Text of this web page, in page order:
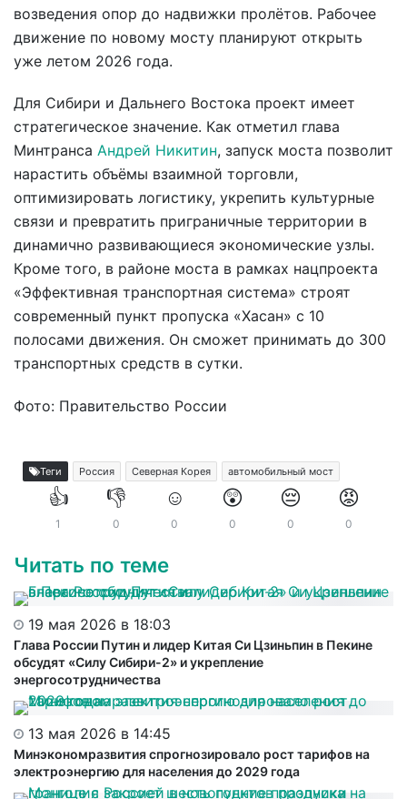
возведения опор до надвижки пролётов. Рабочее
движение по новому мосту планируют открыть
уже летом 2026 года.
Для Сибири и Дальнего Востока проект имеет
стратегическое значение. Как отметил глава
Минтранса Андрей Никитин, запуск моста позволит
нарастить объёмы взаимной торговли,
оптимизировать логистику, укрепить культурные
связи и превратить приграничные территории в
динамично развивающиеся экономические узлы.
Кроме того, в районе моста в рамках нацпроекта
«Эффективная транспортная система» строят
современный пункт пропуска «Хасан» с 10
полосами движения. Он сможет принимать до 300
транспортных средств в сутки.
Фото: Правительство России
Теги Россия Северная Корея автомобильный мост
👍
1
👎
0
☺️
0
😲
0
😔
0
😡
0
Читать по теме
19 мая 2026 в 18:03
Глава России Путин и лидер Китая Си Цзиньпин в Пекине
обсудят «Силу Сибири-2» и укрепление
энергосотрудничества
13 мая 2026 в 14:45
Минэкономразвития спрогнозировало рост тарифов на
электроэнергию для населения до 2029 года